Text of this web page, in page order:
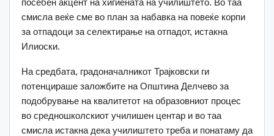
смисла веќе сме во план за набавка на повеќе корпи
за отпадоци за селектирање на отпадот, истакна
Илиоски.
На средбата, градоначалникот Трајковски ги
потенцираше заложбите на Општина Делчево за
подобрување на квалитетот на образовниот процес
во средношколскиот училишен центар и во таа
смисла истакна дека училиштето треба и понатаму да